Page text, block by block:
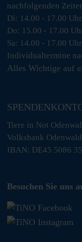
nachfolgenden
Di: 14.00 - 17.00
Do: 15.00 - 17.00
Sa: 14.00 - 17.00
Individualtermine
Alles Wichtige auf
Tiere in Not
Volksbank
IBAN: DE45 5086
Besuchen Sie uns